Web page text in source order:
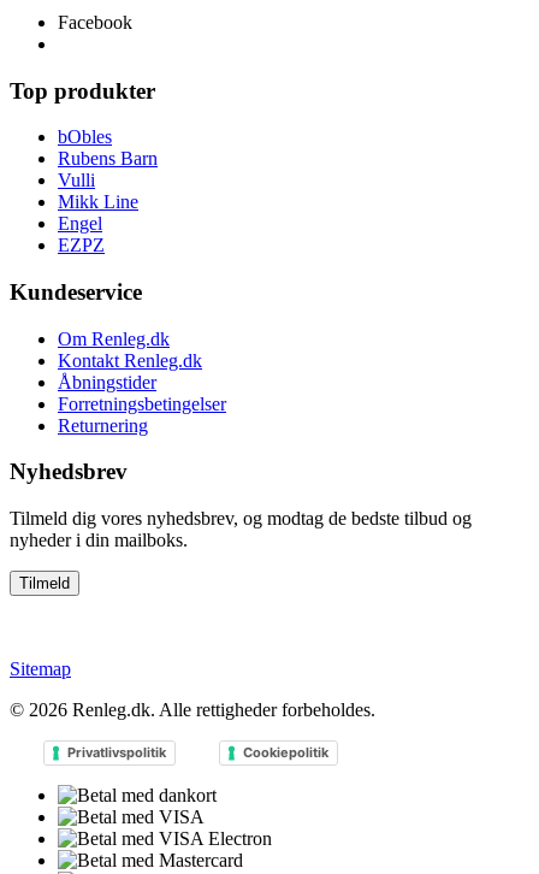
Facebook
Top produkter
bObles
Rubens Barn
Vulli
Mikk Line
Engel
EZPZ
Kundeservice
Om Renleg.dk
Kontakt Renleg.dk
Åbningstider
Forretningsbetingelser
Returnering
Nyhedsbrev
Tilmeld dig vores nyhedsbrev, og modtag de bedste tilbud og
nyheder i din mailboks.
Sitemap
© 2026 Renleg.dk. Alle rettigheder forbeholdes.
Privatlivspolitik Cookiepolitik